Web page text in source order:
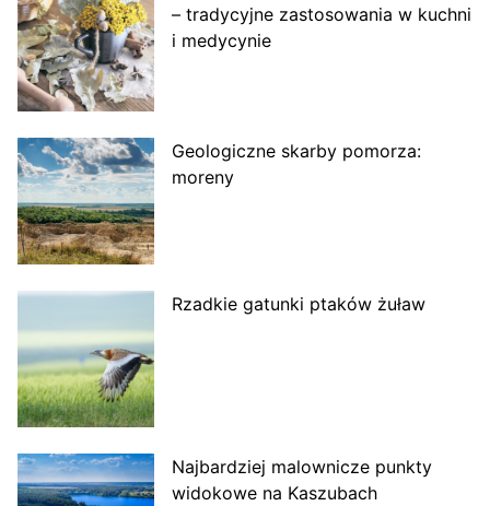
– tradycyjne zastosowania w kuchni
i medycynie
Geologiczne skarby pomorza:
moreny
Rzadkie gatunki ptaków żuław
Najbardziej malownicze punkty
widokowe na Kaszubach